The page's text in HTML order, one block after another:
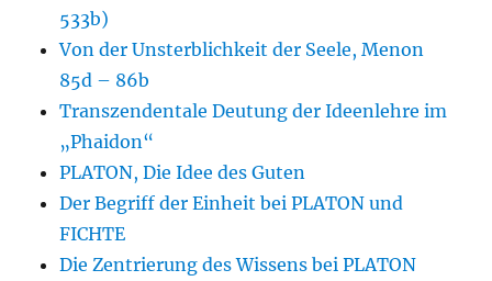
533b)
Von der Unsterblichkeit der Seele, Menon
85d – 86b
Transzendentale Deutung der Ideenlehre im
„Phaidon“
PLATON, Die Idee des Guten
Der Begriff der Einheit bei PLATON und
FICHTE
Die Zentrierung des Wissens bei PLATON